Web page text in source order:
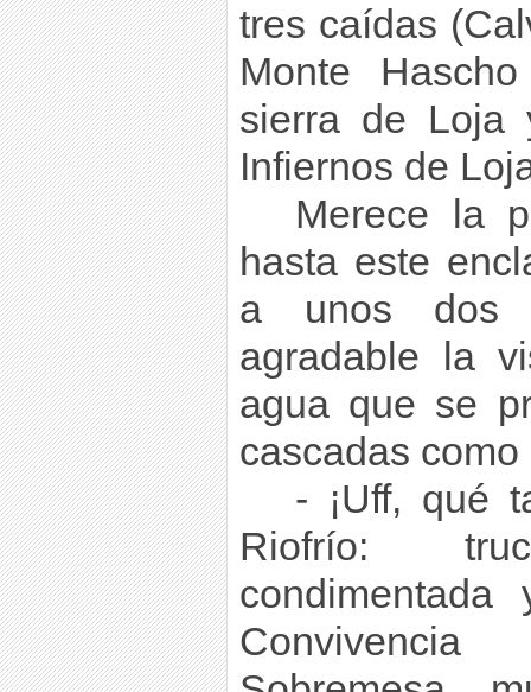
tres caídas
Monte
sierra de Loja
Infiernos de
Merece la
hasta este
a unos dos
agradable la
agua que se
cascadas
- ¡Uff, qué
Riofrío: